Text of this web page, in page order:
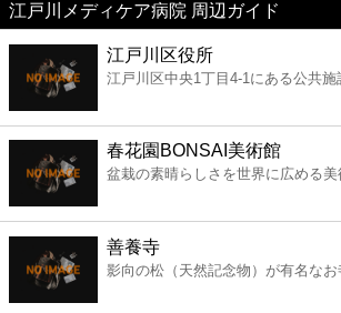
美容
コンビニ
薬局
スーパー
エンタメ
江戸川メディケア病院 周辺ガイド
江戸川区役所
江戸川区中央1丁目4-1にある公共施
春花園BONSAI美術館
盆栽の素晴らしさを世界に広める美
善養寺
影向の松（天然記念物）が有名なお